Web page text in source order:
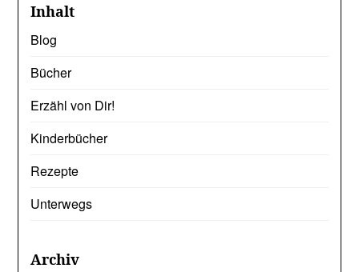
Inhalt
Blog
Bücher
Erzähl von Dir!
Kinderbücher
Rezepte
Unterwegs
Archiv